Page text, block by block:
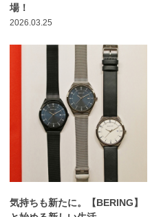
場！
2026.03.25
気持ちも新たに。【BERING】